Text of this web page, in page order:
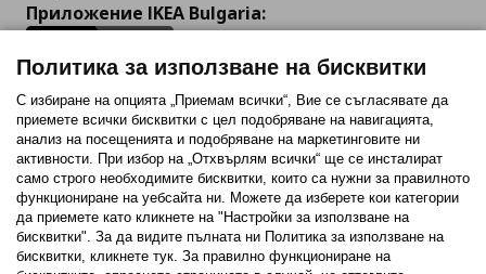
Приложение IKEA Bulgaria:
Последвайте ни:
FacebookTwitterYoutubePinterestInstagram
Политика за използване на бисквитки
С избиране на опцията „Приемам всички“, Вие се съгласявате да
приемете всички бисквитки с цел подобряване на навигацията,
анализ на посещенията и подобряване на маркетинговите ни
активности. При избор на „Отхвърлям всички“ ще се инсталират
само строго необходимитe бисквитки, които са нужни за правилното
функциониране на уебсайта ни. Можете да изберете кои категории
да приемете като кликнете на "Настройки за използване на
бисквитки". За да видите пълната ни Политика за използване на
бисквитки, кликнете тук. За правилно функциониране на